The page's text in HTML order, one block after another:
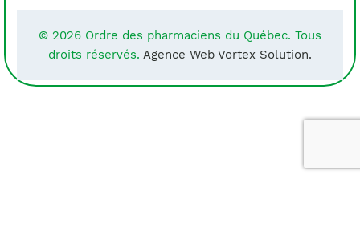
© 2026 Ordre des pharmaciens du Québec. Tous
droits réservés. Agence Web Vortex Solution.